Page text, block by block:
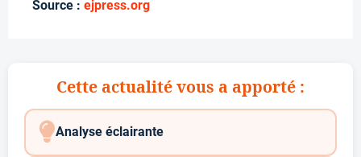
Source : ejpress.org
Cette actualité vous a apporté :
Analyse éclairante